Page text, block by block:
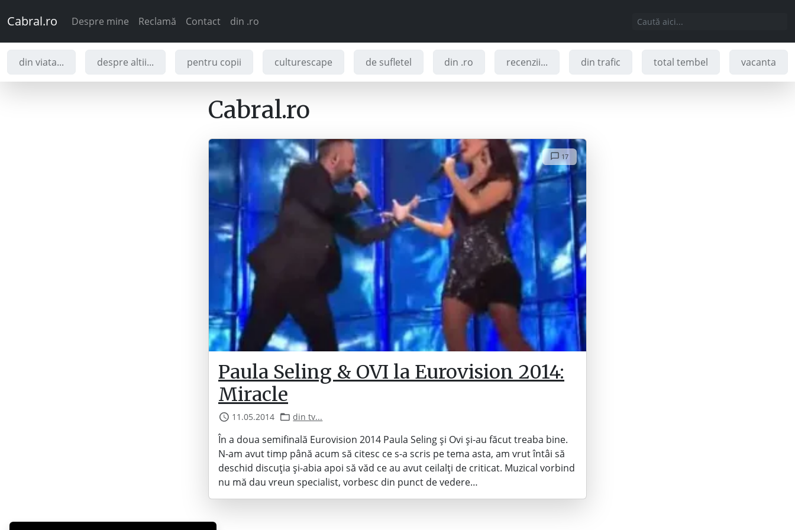
Cabral.ro Despre mine Reclamă Contact din .ro
din viata... despre altii... pentru copii culturescape de sufletel din .ro recenzii... din trafic total tembel vacanta
Cabral.ro
17
Paula Seling & OVI la Eurovision 2014:
Miracle
11.05.2014 din tv...
În a doua semifinală Eurovision 2014 Paula Seling și Ovi și-au făcut treaba bine.
N-am avut timp până acum să citesc ce s-a scris pe tema asta, am vrut întâi să
deschid discuția și-abia apoi să văd ce au avut ceilalți de criticat. Muzical vorbind
nu mă dau vreun specialist, vorbesc din punct de vedere…